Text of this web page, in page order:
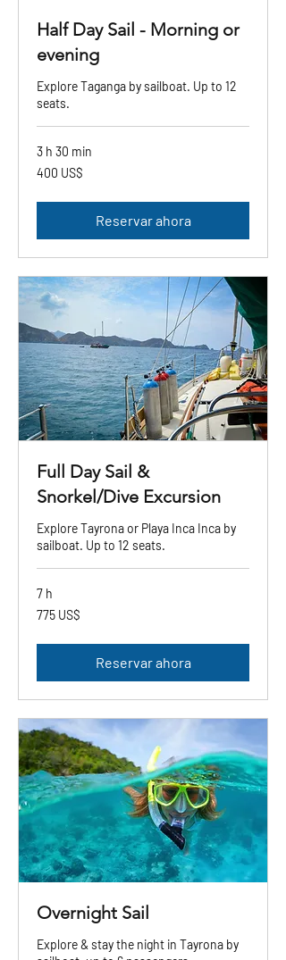
Half Day Sail - Morning or
evening
Explore Taganga by sailboat. Up to 12
seats.
3 h 30 min
400
dólares
400 US$
Reservar ahora
Full Day Sail &
Snorkel/Dive Excursion
Explore Tayrona or Playa Inca Inca by
sailboat. Up to 12 seats.
7 h
775
dólares
775 US$
Reservar ahora
Overnight Sail
Explore & stay the night in Tayrona by